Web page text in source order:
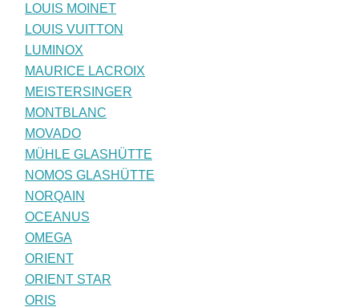
LOUIS MOINET
LOUIS VUITTON
LUMINOX
MAURICE LACROIX
MEISTERSINGER
MONTBLANC
MOVADO
MÜHLE GLASHÜTTE
NOMOS GLASHÜTTE
NORQAIN
OCEANUS
OMEGA
ORIENT
ORIENT STAR
ORIS